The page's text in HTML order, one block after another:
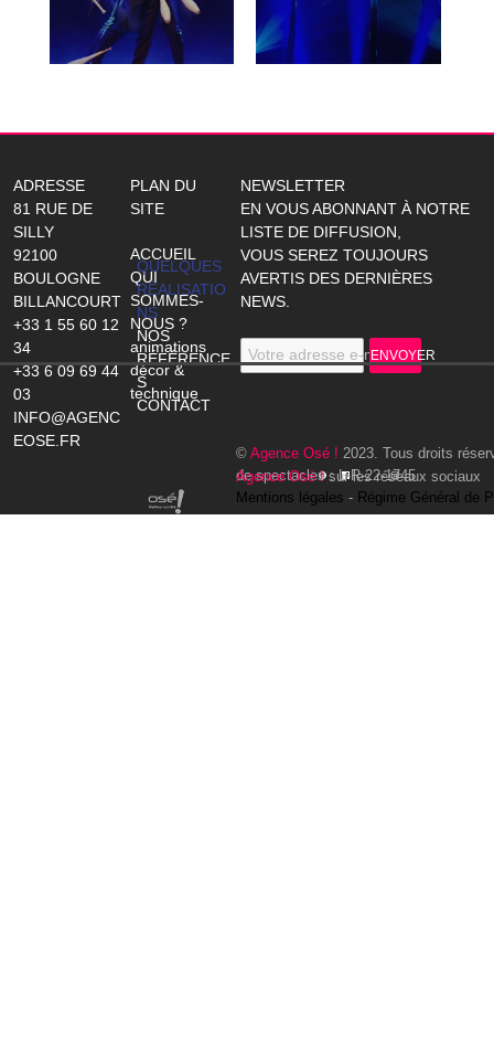
ADRESSE
81 RUE DE
SILLY
92100
BOULOGNE
BILLANCOURT
+33 1 55 60 12
34
+33 6 09 69 44
03
INFO@AGENC
EOSE.FR
NEWSLETTER
EN VOUS ABONNANT À NOTRE
LISTE DE DIFFUSION,
VOUS SEREZ TOUJOURS
AVERTIS DES DERNIÈRES
NEWS.
Votre adresse e-mailENVOYER
PLAN DU
SITE
ACCUEIL
QUI
SOMMES-
NOUS ?
animations
décor &
technique
QUELQUES
RÉALISATIO
NS
NOS
RÉFÉRENCE
S
CONTACT
© Agence Osé ! 2023. Tous droits
de spectacles : L-R-22-1745
Mentions légales - Régime Général de
Agence Osé ! sur les réseaux sociaux